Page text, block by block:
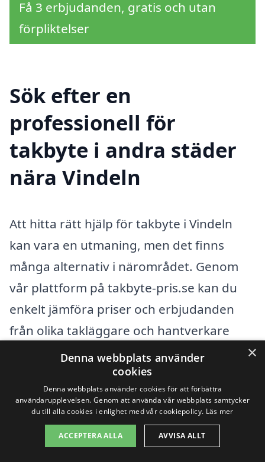
Få 3 erbjudanden, gratis och utan
förpliktelser
Sök efter en
professionell för
takbyte i andra städer
nära Vindeln
Att hitta rätt hjälp för takbyte i Vindeln
kan vara en utmaning, men det finns
många alternativ i närområdet. Genom
vår plattform på takbyte-pris.se kan du
enkelt jämföra priser och erbjudanden
från olika takläggare och hantverkare
som specialiserar sig på takbyte. Det är
viktigt att välja en professionell som kan
garantera hög kvalitet på arbetet, så att
ditt tak får en lång hållbarhet.
×
Denna webbplats använder
cookies
Denna webbplats använder cookies för att förbättra
användarupplevelsen. Genom att använda vår webbplats samtycker
du till alla cookies i enlighet med vår cookiepolicy. Läs mer
ACCEPTERA ALLA AVVISA ALLT